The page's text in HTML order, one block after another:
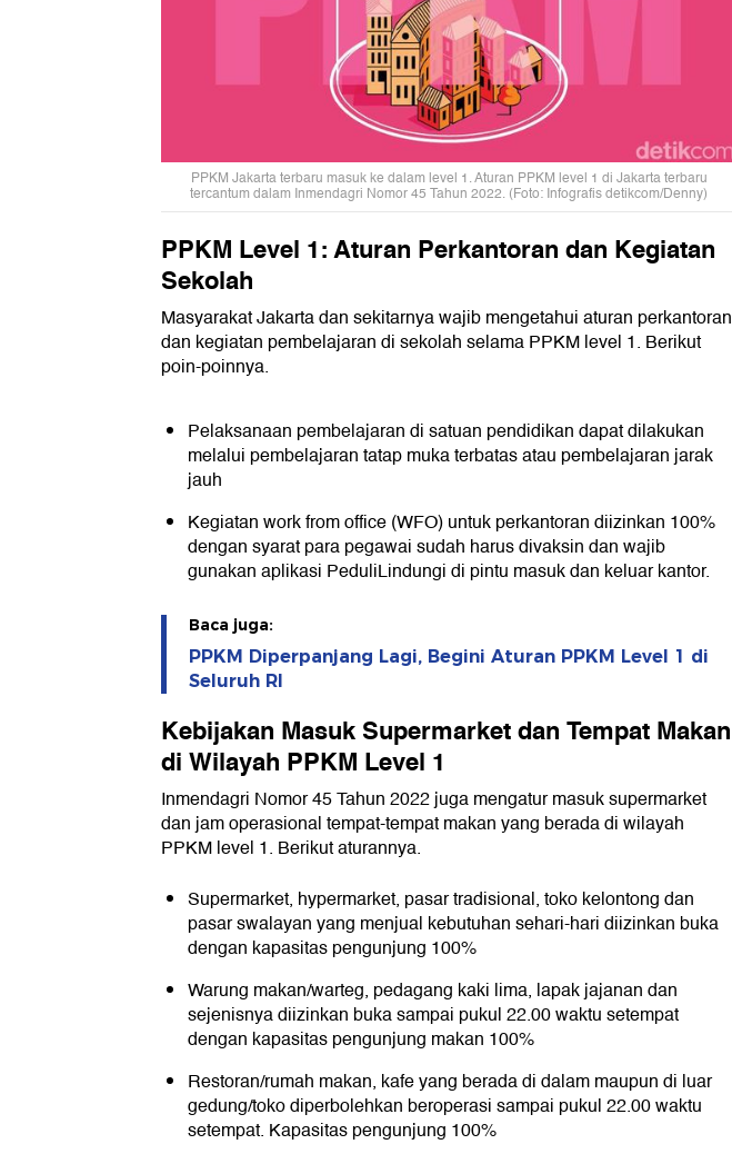
PPKM Jakarta terbaru masuk ke dalam level 1. Aturan PPKM level 1 di Jakarta terbaru
tercantum dalam Inmendagri Nomor 45 Tahun 2022. (Foto: Infografis detikcom/Denny)
PPKM Level 1: Aturan Perkantoran dan Kegiatan
Sekolah
Masyarakat Jakarta dan sekitarnya wajib mengetahui aturan perkantoran
dan kegiatan pembelajaran di sekolah selama PPKM level 1. Berikut
poin-poinnya.
Pelaksanaan pembelajaran di satuan pendidikan dapat dilakukan
melalui pembelajaran tatap muka terbatas atau pembelajaran jarak
jauh
Kegiatan work from office (WFO) untuk perkantoran diizinkan 100%
dengan syarat para pegawai sudah harus divaksin dan wajib
gunakan aplikasi PeduliLindungi di pintu masuk dan keluar kantor.
Baca juga:
PPKM Diperpanjang Lagi, Begini Aturan PPKM Level 1 di
Seluruh RI
Kebijakan Masuk Supermarket dan Tempat Makan
di Wilayah PPKM Level 1
Inmendagri Nomor 45 Tahun 2022 juga mengatur masuk supermarket
dan jam operasional tempat-tempat makan yang berada di wilayah
PPKM level 1. Berikut aturannya.
Supermarket, hypermarket, pasar tradisional, toko kelontong dan
pasar swalayan yang menjual kebutuhan sehari-hari diizinkan buka
dengan kapasitas pengunjung 100%
Warung makan/warteg, pedagang kaki lima, lapak jajanan dan
sejenisnya diizinkan buka sampai pukul 22.00 waktu setempat
dengan kapasitas pengunjung makan 100%
Restoran/rumah makan, kafe yang berada di dalam maupun di luar
gedung/toko diperbolehkan beroperasi sampai pukul 22.00 waktu
setempat. Kapasitas pengunjung 100%